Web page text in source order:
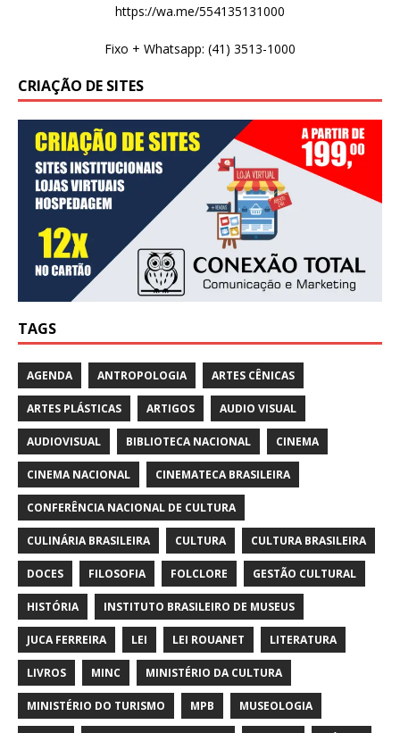
https://wa.me/554135131000
Fixo + Whatsapp: (41) 3513-1000
CRIAÇÃO DE SITES
TAGS
AGENDA ANTROPOLOGIA ARTES CÊNICAS
ARTES PLÁSTICAS ARTIGOS AUDIO VISUAL
AUDIOVISUAL BIBLIOTECA NACIONAL CINEMA
CINEMA NACIONAL CINEMATECA BRASILEIRA
CONFERÊNCIA NACIONAL DE CULTURA
CULINÁRIA BRASILEIRA CULTURA CULTURA BRASILEIRA
DOCES FILOSOFIA FOLCLORE GESTÃO CULTURAL
HISTÓRIA INSTITUTO BRASILEIRO DE MUSEUS
JUCA FERREIRA LEI LEI ROUANET LITERATURA
LIVROS MINC MINISTÉRIO DA CULTURA
MINISTÉRIO DO TURISMO MPB MUSEOLOGIA